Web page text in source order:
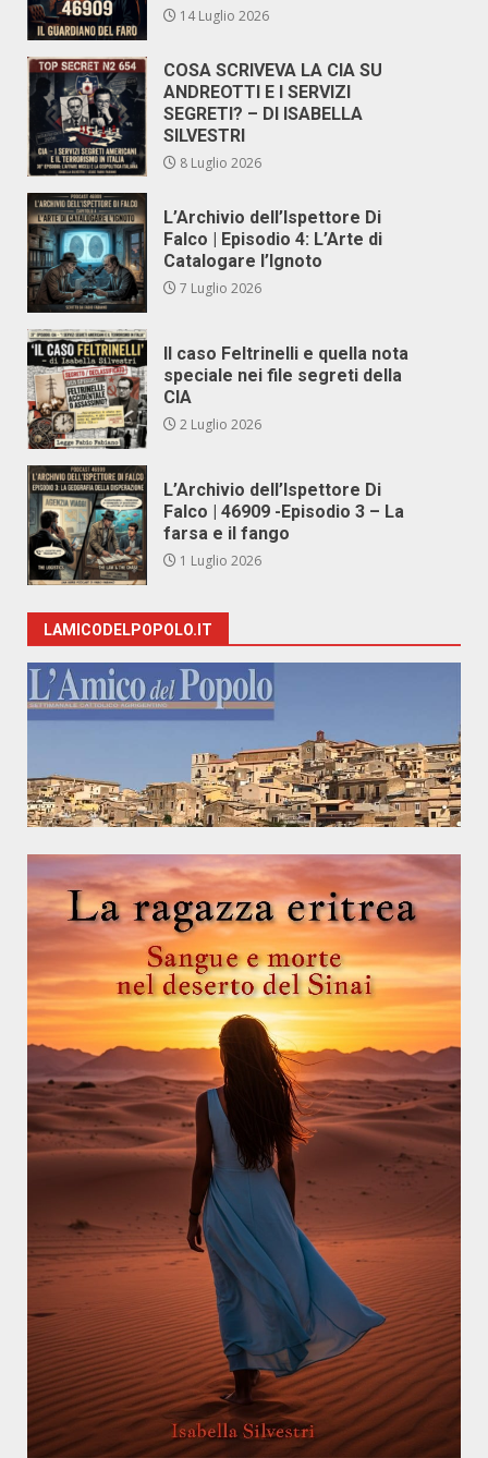
14 Luglio 2026
COSA SCRIVEVA LA CIA SU
ANDREOTTI E I SERVIZI
SEGRETI? – DI ISABELLA
SILVESTRI
8 Luglio 2026
L’Archivio dell’Ispettore Di
Falco | Episodio 4: L’Arte di
Catalogare l’Ignoto
7 Luglio 2026
Il caso Feltrinelli e quella nota
speciale nei file segreti della
CIA
2 Luglio 2026
L’Archivio dell’Ispettore Di
Falco | 46909 -Episodio 3 – La
farsa e il fango
1 Luglio 2026
LAMICODELPOPOLO.IT